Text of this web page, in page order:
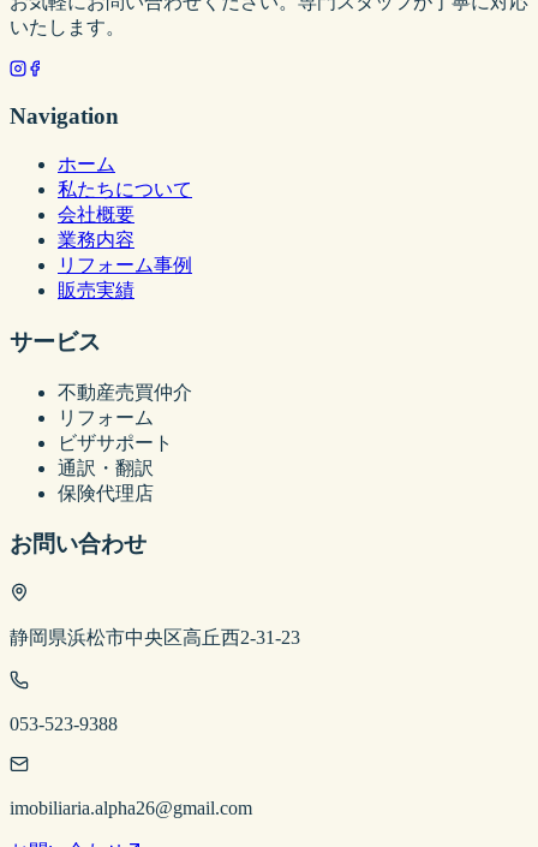
いたします。
Navigation
ホーム
私たちについて
会社概要
業務内容
リフォーム事例
販売実績
サービス
不動産売買仲介
リフォーム
ビザサポート
通訳・翻訳
保険代理店
お問い合わせ
静岡県浜松市中央区高丘西2-31-23
053-523-9388
imobiliaria.alpha26@gmail.com